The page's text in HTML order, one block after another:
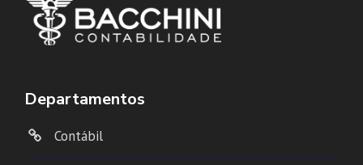
Departamentos
Contábil